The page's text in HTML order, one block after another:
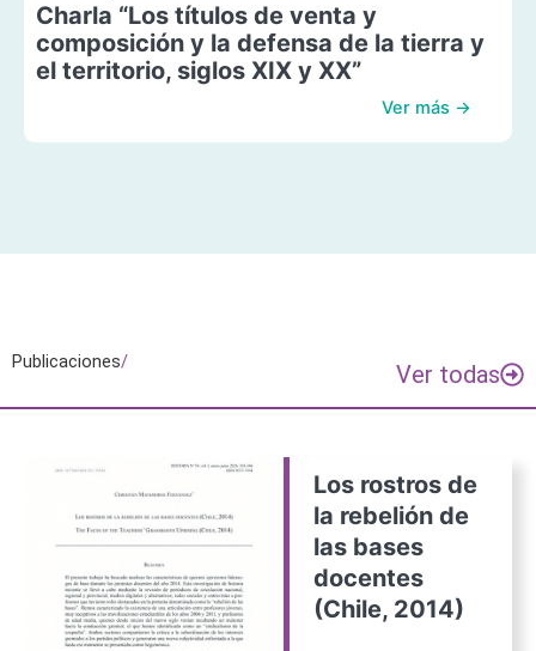
Charla “Los títulos de venta y
composición y la defensa de la tierra y
el territorio, siglos XIX y XX”
Ver más →
Publicaciones/ Ver todas
Los rostros de
la rebelión de
las bases
docentes
(Chile, 2014)